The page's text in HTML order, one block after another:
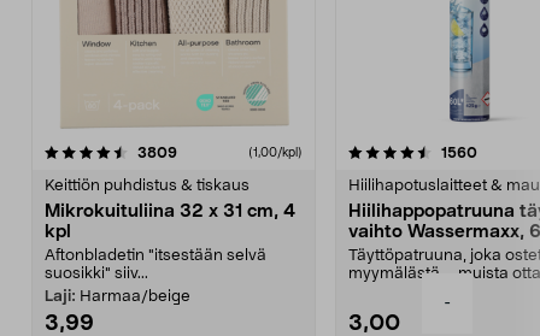
-
3809arvostelut (1,00/kpl)
Keittiön puhdistus & tiskaus
Mikrokuituliina 32 x 31 cm, 4
kpl
Aftonbladetin "itsestään selvä
suosikki" siiv...
Laji: Harmaa/beige
3,99
4.5viidestä
1560
Hiilihapotuslaitteet &
Hiilihappopatruuna
vaihto Wassermaxx,
Täyttöpatruuna, joka
myymälästä – muista
3,00
4.5viidestä